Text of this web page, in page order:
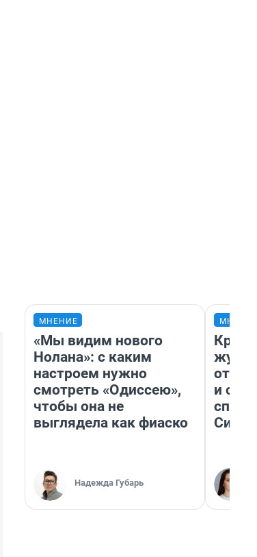
МНЕНИЕ
«Мы видим нового
Нолана»: с каким
настроем нужно
смотреть «Одиссею»,
чтобы она не
выглядела как фиаско
Надежда Губарь
и